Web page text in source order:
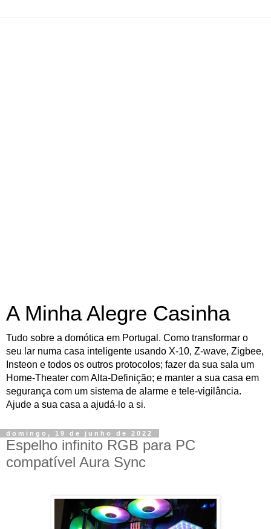
A Minha Alegre Casinha
Tudo sobre a domótica em Portugal. Como transformar o
seu lar numa casa inteligente usando X-10, Z-wave, Zigbee,
Insteon e todos os outros protocolos; fazer da sua sala um
Home-Theater com Alta-Definição; e manter a sua casa em
segurança com um sistema de alarme e tele-vigilância.
Ajude a sua casa a ajudá-lo a si.
domingo, 19 de junho de 2022
Espelho infinito RGB para PC
compatível Aura Sync